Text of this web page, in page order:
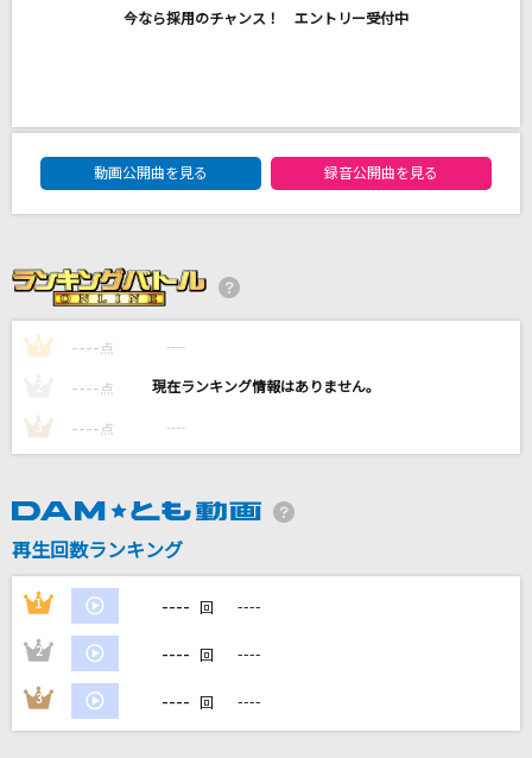
Mrs. GREEN APPLE
[生音]ボクノート
唱歌・抒情歌
超特急逃走中
守りたいもの
優里
カラオケ最新情報をチェック！
今なら採用のチャンス！ エントリー受付中
DAM★ともボーカルエントリーランキング
動画公開曲を見る
録音公開曲を見る
1 ---- 点 ----
---- 点 ----
3 ---- 点 ----
再生回数ランキング
1 ---- 回 ----
2 ---- 回 ----
3 ---- 回 ----